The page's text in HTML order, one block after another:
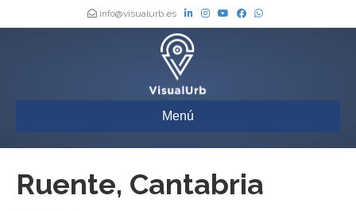
info@visualurb.es
Menú
Ruente, Cantabria